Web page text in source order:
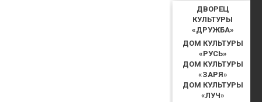
ДВОРЕЦ
КУЛЬТУРЫ
«ДРУЖБА»
ДОМ КУЛЬТУРЫ
«РУСЬ»
ДОМ КУЛЬТУРЫ
«ЗАРЯ»
ДОМ КУЛЬТУРЫ
«ЛУЧ»